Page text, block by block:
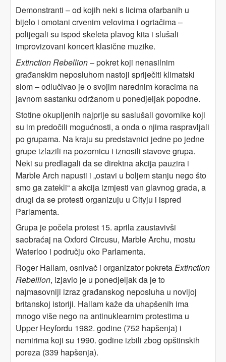
Demonstranti – od kojih neki s licima ofarbanih u
bijelo i omotani crvenim velovima i ogrtačima –
polijegali su ispod skeleta plavog kita i slušali
improvizovani koncert klasične muzike.
Extinction Rebellion– pokret koji nenasilnim
građanskim neposluhom nastoji spriječiti klimatski
slom – odlučivao je o svojim narednim koracima na
javnom sastanku održanom u ponedjeljak popodne.
Stotine okupljenih najprije su saslušali govornike koji
su im predočili mogućnosti, a onda o njima raspravljali
po grupama. Na kraju su predstavnici jedne po jedne
grupe izlazili na pozornicu i iznosili stavove grupa.
Neki su predlagali da se direktna akcija pauzira i
Marble Arch napusti i „ostavi u boljem stanju nego što
smo ga zatekli“ a akcija izmjesti van glavnog grada, a
drugi da se protesti organizuju u Cityju i ispred
Parlamenta.
Grupa je počela protest 15. aprila zaustavivši
saobraćaj na Oxford Circusu, Marble Archu, mostu
Waterloo i području oko Parlamenta.
Roger Hallam, osnivač i organizator pokretaExtinction
Rebellion, izjavio je u ponedjeljak da je to
najmasovniji izraz građanskog neposluha u novijoj
britanskoj istoriji. Hallam kaže da uhapšenih ima
mnogo više nego na antinuklearnim protestima u
Upper Heyfordu 1982. godine (752 hapšenja) i
nemirima koji su 1990. godine izbili zbog opštinskih
poreza (339 hapšenja).